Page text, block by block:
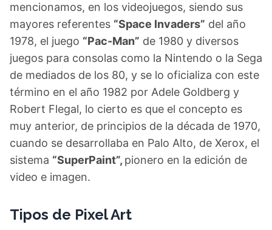
mencionamos, en los videojuegos, siendo sus
mayores referentes “Space Invaders” del año
1978, el juego “Pac-Man” de 1980 y diversos
juegos para consolas como la Nintendo o la Sega
de mediados de los 80, y se lo oficializa con este
término en el año 1982 por Adele Goldberg y
Robert Flegal, lo cierto es que el concepto es
muy anterior, de principios de la década de 1970,
cuando se desarrollaba en Palo Alto, de Xerox, el
sistema “SuperPaint”, pionero en la edición de
video e imagen.
Tipos de Pixel Art